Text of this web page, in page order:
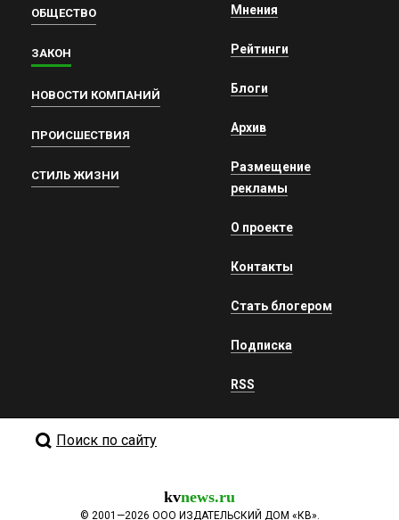
ОБЩЕСТВО
ЗАКОН
НОВОСТИ КОМПАНИЙ
ПРОИСШЕСТВИЯ
СТИЛЬ ЖИЗНИ
Мнения
Рейтинги
Блоги
Архив
Размещение
рекламы
О проекте
Контакты
Стать блогером
Подписка
RSS
Поиск по сайту
kvnews.ru
© 2001—2026 ООО ИЗДАТЕЛЬСКИЙ ДОМ «КВ».